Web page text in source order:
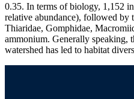
0.35. In terms of biology, 1,152
relative abundance), followed by
Thiaridae, Gomphidae,
ammonium. Generally speaking,
watershed has led to habitat